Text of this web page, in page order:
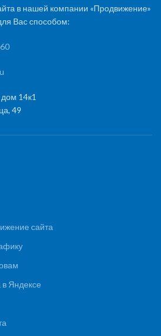
в нашей компании «Продвижение»
Вас способом:
14к1
49
сайта
Яндексе